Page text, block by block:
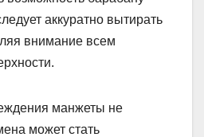
аккуратно вытирать
внимание всем
манжеты не
может стать